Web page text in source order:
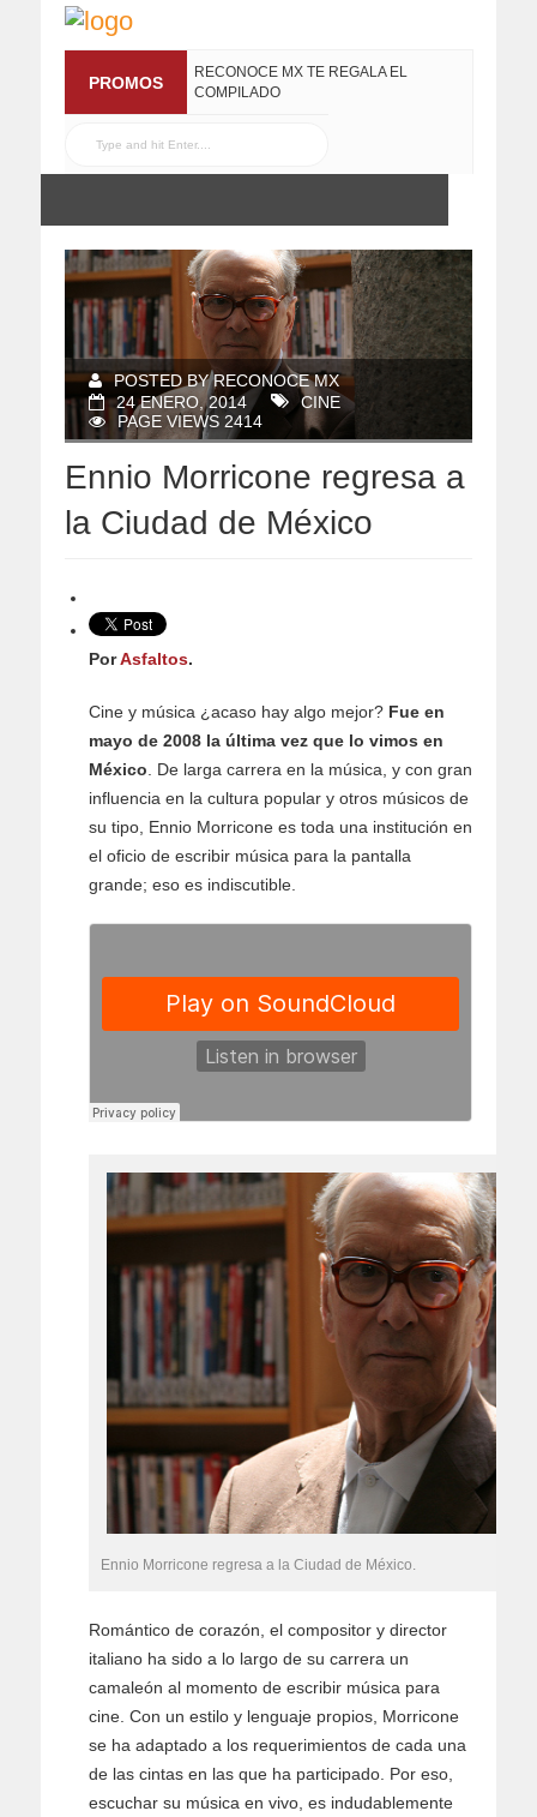
PROMOS
RECONOCE MX TE REGALA EL
COMPILADO
POSTED BY RECONOCE MX
24 ENERO, 2014
CINE
PAGE VIEWS 2414
Ennio Morricone regresa a
la Ciudad de México
PorAsfaltos.
Cine y música ¿acaso hay algo mejor? Fue en
mayo de 2008 la última vez que lo vimos en
México . De larga carrera en la música, y con gran
influencia en la cultura popular y otros músicos de
su tipo, Ennio Morricone es toda una institución en
el oficio de escribir música para la pantalla
grande; eso es indiscutible.
Ennio Morricone regresa a la Ciudad de México.
Romántico de corazón, el compositor y director
italiano ha sido a lo largo de su carrera un
camaleón al momento de escribir música para
cine. Con un estilo y lenguaje propios, Morricone
se ha adaptado a los requerimientos de cada una
de las cintas en las que ha participado. Por eso,
escuchar su música en vivo, es indudablemente